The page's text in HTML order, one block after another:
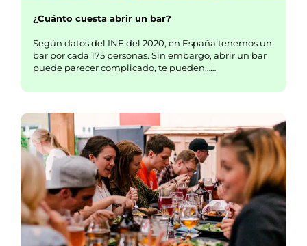
¿Cuánto cuesta abrir un bar?
Según datos del INE del 2020, en España tenemos un
bar por cada 175 personas. Sin embargo, abrir un bar
puede parecer complicado, te pueden……